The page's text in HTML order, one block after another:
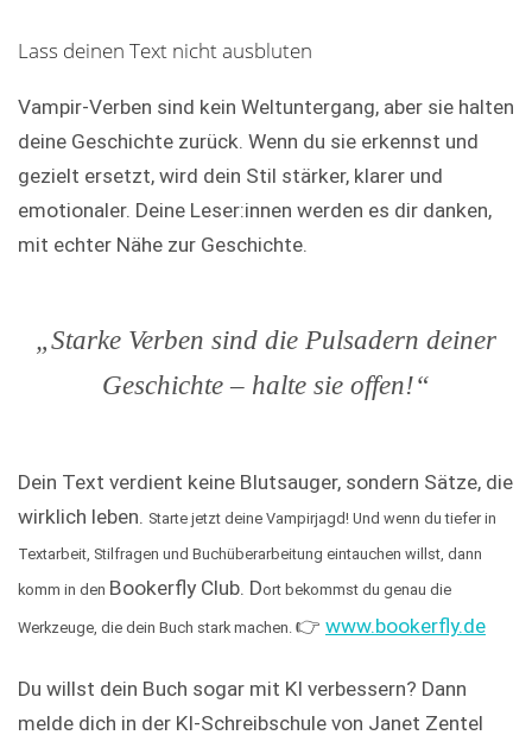
Lass deinen Text nicht ausbluten
Vampir-Verben sind kein Weltuntergang, aber sie halten
deine Geschichte zurück. Wenn du sie erkennst und
gezielt ersetzt, wird dein Stil stärker, klarer und
emotionaler. Deine Leser:innen werden es dir danken,
mit echter Nähe zur Geschichte.
„Starke Verben sind die Pulsadern deiner
Geschichte – halte sie offen!“
Dein Text verdient keine Blutsauger, sondern Sätze, die
wirklich leben.
Starte jetzt deine Vampirjagd! Und wenn du tiefer in
Textarbeit, Stilfragen und Buchüberarbeitung eintauchen willst, dann
komm in den Bookerfly Club. Dort bekommst du genau die
Werkzeuge, die dein Buch stark machen. 👉 www.bookerfly.de
Du willst dein Buch sogar mit KI verbessern? Dann
melde dich in der KI-Schreibschule von Janet Zentel